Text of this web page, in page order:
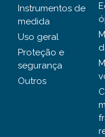
Instrumentos de
medida
Uso geral
Proteção e
segurança
Outros